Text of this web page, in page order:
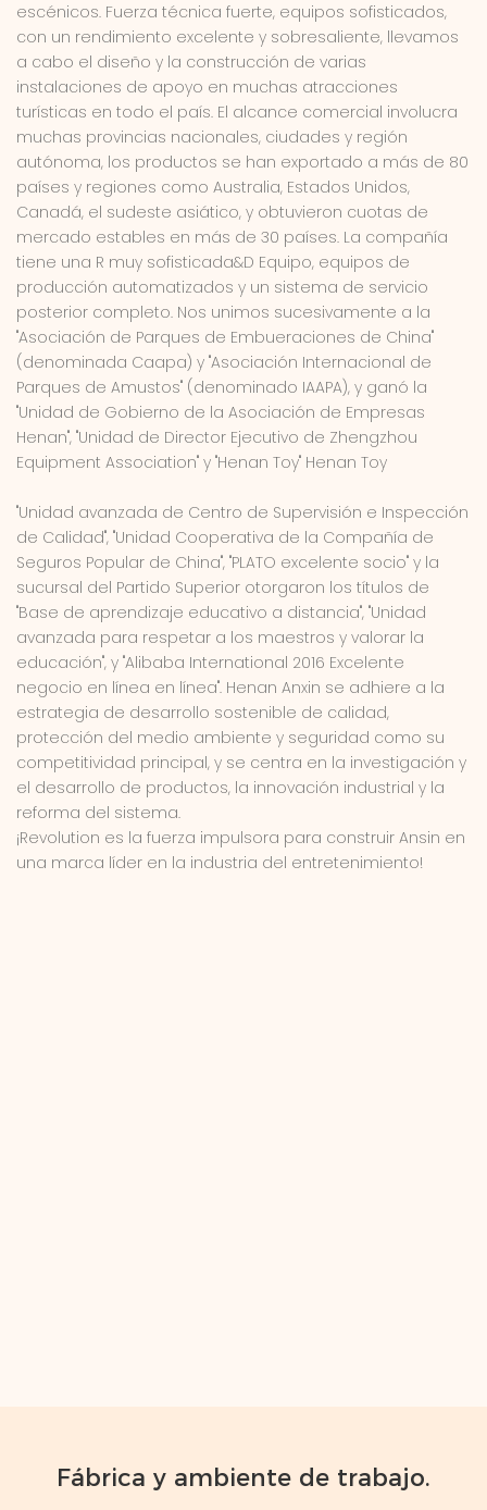
escénicos. Fuerza técnica fuerte, equipos sofisticados,
con un rendimiento excelente y sobresaliente, llevamos
a cabo el diseño y la construcción de varias
instalaciones de apoyo en muchas atracciones
turísticas en todo el país. El alcance comercial involucra
muchas provincias nacionales, ciudades y región
autónoma, los productos se han exportado a más de 80
países y regiones como Australia, Estados Unidos,
Canadá, el sudeste asiático, y obtuvieron cuotas de
mercado estables en más de 30 países. La compañía
tiene una R muy sofisticada&D Equipo, equipos de
producción automatizados y un sistema de servicio
posterior completo. Nos unimos sucesivamente a la
"Asociación de Parques de Embueraciones de China"
(denominada Caapa) y "Asociación Internacional de
Parques de Amustos" (denominado IAAPA), y ganó la
"Unidad de Gobierno de la Asociación de Empresas
Henan", "Unidad de Director Ejecutivo de Zhengzhou
Equipment Association" y "Henan Toy" Henan Toy
"Unidad avanzada de Centro de Supervisión e Inspección
de Calidad", "Unidad Cooperativa de la Compañía de
Seguros Popular de China", "PLATO excelente socio" y la
sucursal del Partido Superior otorgaron los títulos de
"Base de aprendizaje educativo a distancia", "Unidad
avanzada para respetar a los maestros y valorar la
educación", y "Alibaba International 2016 Excelente
negocio en línea en línea". Henan Anxin se adhiere a la
estrategia de desarrollo sostenible de calidad,
protección del medio ambiente y seguridad como su
competitividad principal, y se centra en la investigación y
el desarrollo de productos, la innovación industrial y la
reforma del sistema.
¡Revolution es la fuerza impulsora para construir Ansin en
una marca líder en la industria del entretenimiento!
Fábrica y ambiente de trabajo.